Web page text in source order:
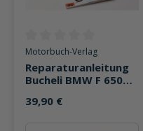
Durchschnittliche
Motorbuch-Verlag
Reparaturanleitung
Bucheli BMW F 650
39,90 €